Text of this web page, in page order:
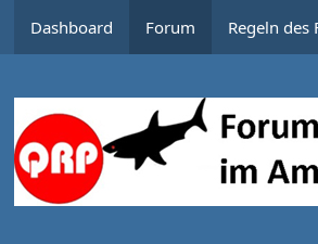
Dashboard Forum Regeln des